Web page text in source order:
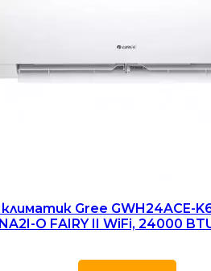
Gree GWH24ACE-
O FAIRY II WiFi, 24000